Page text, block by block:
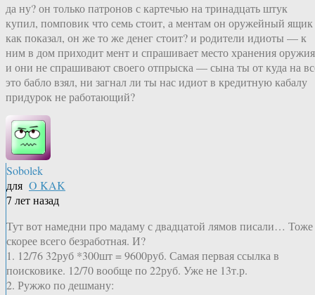
да ну? он только патронов с картечью на тринадцать штук
купил, помповик что семь стоит, а ментам он оружейный ящик
как показал, он же то же денег стоит? и родители идиоты — к
ним в дом приходит мент и спрашивает место хранения оружия
и они не спрашивают своего отпрыска — сына ты от куда на
это бабло взял, ни загнал ли ты нас идиот в кредитную кабалу
придурок не работающий?
Sobolek
для O KAK
7 лет назад
Тут вот намедни про мадаму с двадцатой лямов писали… Тоже
скорее всего безработная. И?
1. 12/76 32руб *300шт = 9600руб. Самая первая ссылка в
поисковике. 12/70 вообще по 22руб. Уже не 13т.р.
2. Ружжо по дешману: